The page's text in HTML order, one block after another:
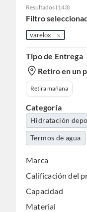
Resultados (143)
Filtro
varelox
Tipo de Entrega
Retiro en un
Retira mañana
Categoría
Hidratación
Termos de agua
Marca
Calificación del
Capacidad
Material